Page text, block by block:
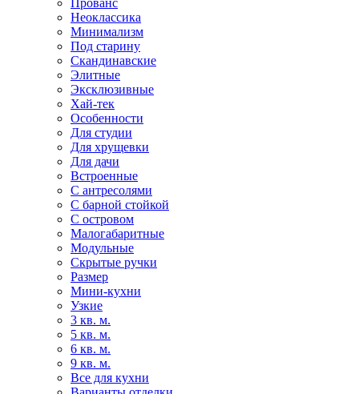
Прованс
Неоклассика
Минимализм
Под старину
Скандинавские
Элитные
Эксклюзивные
Хай-тек
Особенности
Для студии
Для хрущевки
Для дачи
Встроенные
С антресолями
С барной стойкой
С островом
Малогабаритные
Модульные
Скрытые ручки
Размер
Мини-кухни
Узкие
3 кв. м.
5 кв. м.
6 кв. м.
9 кв. м.
Все для кухни